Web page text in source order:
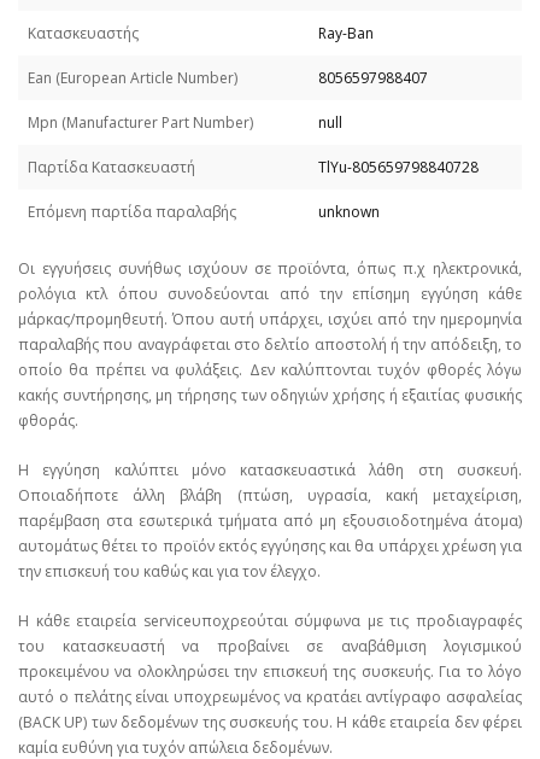
Κατασκευαστής Ray-Ban
Εan (European Article Number) 8056597988407
Mpn (Manufacturer Part Number) null
Παρτίδα Κατασκευαστή TlYu-805659798840728
Επόμενη παρτίδα παραλαβής unknown
Οι εγγυήσεις συνήθως ισχύουν σε προϊόντα, όπως π.χ ηλεκτρονικά,
ρολόγια κτλ όπου συνοδεύονται από την επίσημη εγγύηση κάθε
μάρκας/προμηθευτή. Όπου αυτή υπάρχει, ισχύει από την ημερομηνία
παραλαβής που αναγράφεται στο δελτίο αποστολή ή την απόδειξη, το
οποίο θα πρέπει να φυλάξεις. Δεν καλύπτονται τυχόν φθορές λόγω
κακής συντήρησης, μη τήρησης των οδηγιών χρήσης ή εξαιτίας φυσικής
φθοράς.
Η εγγύηση καλύπτει μόνο κατασκευαστικά λάθη στη συσκευή.
Οποιαδήποτε άλλη βλάβη (πτώση, υγρασία, κακή μεταχείριση,
παρέμβαση στα εσωτερικά τμήματα από μη εξουσιοδοτημένα άτομα)
αυτομάτως θέτει το προϊόν εκτός εγγύησης και θα υπάρχει χρέωση για
την επισκευή του καθώς και για τον έλεγχο.
Η κάθε εταιρεία serviceυποχρεούται σύμφωνα με τις προδιαγραφές
του κατασκευαστή να προβαίνει σε αναβάθμιση λογισμικού
προκειμένου να ολοκληρώσει την επισκευή της συσκευής. Για το λόγο
αυτό ο πελάτης είναι υποχρεωμένος να κρατάει αντίγραφο ασφαλείας
(BACK UP) των δεδομένων της συσκευής του. Η κάθε εταιρεία δεν φέρει
καμία ευθύνη για τυχόν απώλεια δεδομένων.